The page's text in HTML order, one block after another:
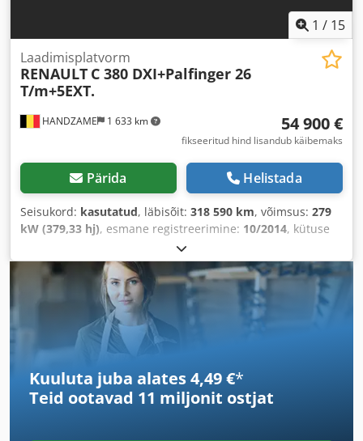
1 / 15
HANDZAME 1 633 km
Laadimisplatvorm
RENAULT C 380 DXI+Palfinger 26
T/m+5EXT.
54 900 €
fikseeritud hind lisandub käibemaks
Pärida Helistada
Seisukord: kasutatud, läbisõit: 318 590 km, võimsus: 279
kW (379,33 hj), esmane registreerimine: 10/2014, kütuse
315/80r22,5
konfiguratsioon:8x4, teljevahe:2 000 mm, kütus:diisel,
valge , ülekande tüüp:automaatne, heitmeklass:
, vedrustus:teras, laadimisruumi pikkus: 7 000 mm
laadimisruumi laius:2 460 mm , Ehitusaasta:
Varustus:
elektriline aknatõstuki reguleerimine,
kliimaseade, kraana
Kuuluta juba alates 4,49 €*
Teid ootavad 11 miljonit ostjat